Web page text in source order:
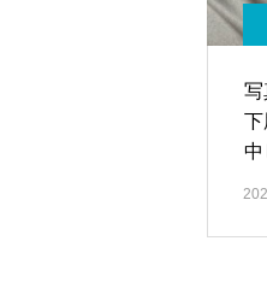
写
下
中